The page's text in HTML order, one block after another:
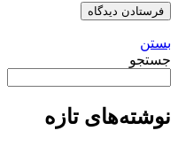
بستن
جستجو
نوشته‌های تازه